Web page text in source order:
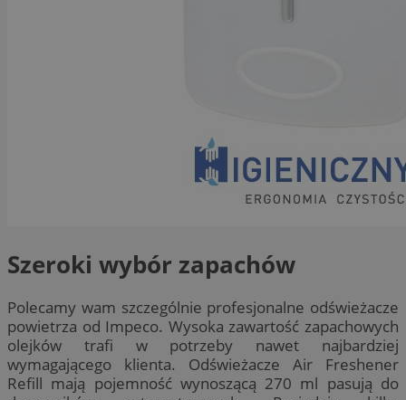
Szeroki wybór zapachów
Polecamy wam szczególnie profesjonalne odświeżacze
powietrza od Impeco. Wysoka zawartość zapachowych
olejków trafi w potrzeby nawet najbardziej
wymagającego klienta. Odświeżacze Air Freshener
Refill mają pojemność wynoszącą 270 ml pasują do